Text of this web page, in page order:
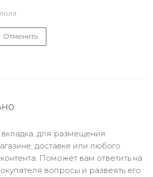
Отменить
для размещения
доставке или любого
Поможет вам ответить на
вопросы и развеять его